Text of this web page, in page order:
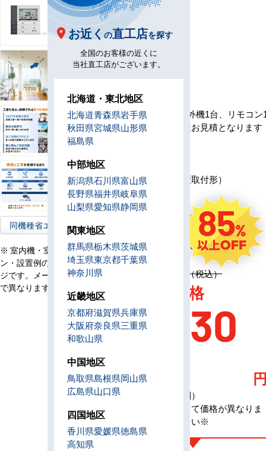
同機種省エネ型へ
※ 室内機・室外機・リモコ
ン・設置例の画像はイメー
ジです。メーカー、機種等
で異なります。
型
番
D45-H1
メ
ー
カ
ー
セ
ッ
ト
内
室内機1台、室外機1台、リモコン
※工事費は別途お見積となります
コ
ン
ワイヤード（壁取付形）
電
単相200V／三相200V
価
1,251,800円（税込）
85
定価 1,251,800円（税込）
AC特別価格
179,30
0
（税込・工事費別）
※メーカーによって価格が異なりま
す、お問合せ下さい※
お近く の直工店を探す
全国のお客様の近くに
当社直工店がございます。
北海道・東北地区
北海道青森県岩手県
秋田県宮城県山形県
福島県
中部地区
新潟県石川県富山県
長野県福井県岐阜県
山梨県愛知県静岡県
関東地区
群馬県栃木県茨城県
埼玉県東京都千葉県
神奈川県
近畿地区
京都府滋賀県兵庫県
大阪府奈良県三重県
和歌山県
中国地区
鳥取県島根県岡山県
広島県山口県
四国地区
香川県愛媛県徳島県
高知県